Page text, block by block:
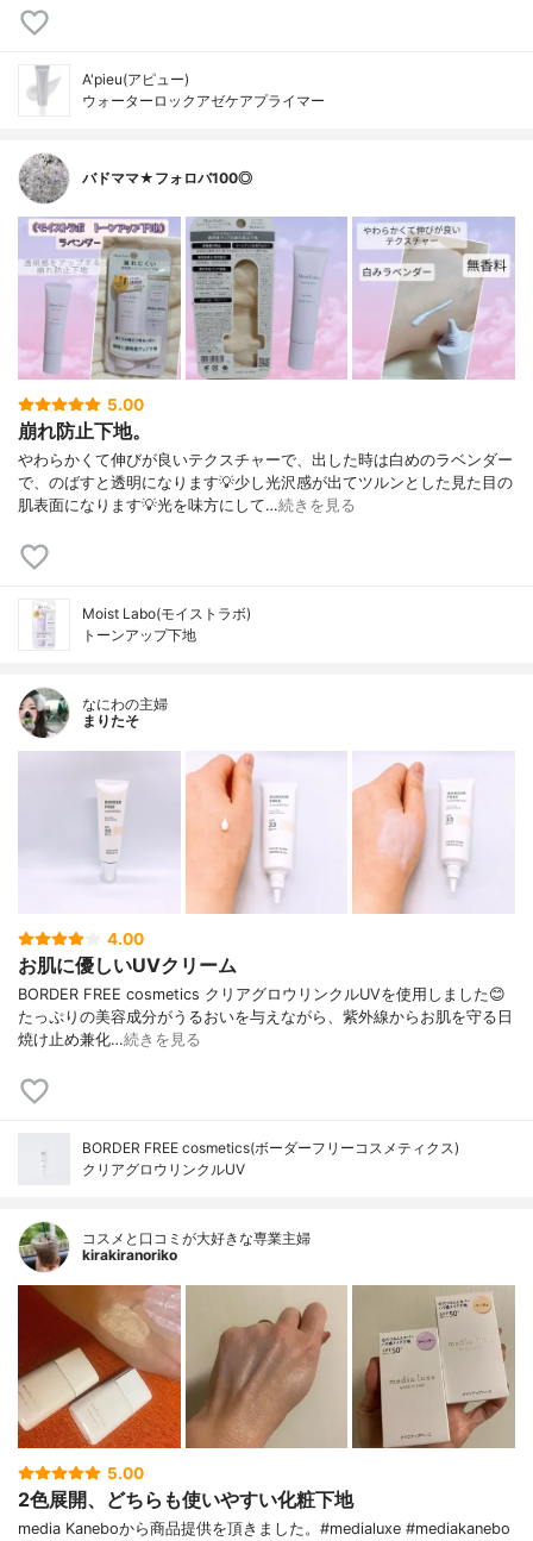
A'pieu(アピュー)
ウォーターロックアゼケアプライマー
バドママ★フォロバ100◎
5.00
崩れ防止下地。
やわらかくて伸びが良いテクスチャーで、出した時は白めのラベンダー
で、のばすと透明になります💡少し光沢感が出てツルンとした見た目の
肌表面になります💡光を味方にして…続きを見る
Moist Labo(モイストラボ)
トーンアップ下地
なにわの主婦
まりたそ
4.00
お肌に優しいUVクリーム
BORDER FREE cosmetics クリアグロウリンクルUVを使用しました😊
たっぷりの美容成分がうるおいを与えながら、紫外線からお肌を守る日
焼け止め兼化…続きを見る
BORDER FREE cosmetics(ボーダーフリーコスメティクス)
クリアグロウリンクルUV
コスメと口コミが大好きな専業主婦
kirakiranoriko
5.00
2色展開、どちらも使いやすい化粧下地
media Kaneboから商品提供を頂きました。#medialuxe #mediakanebo